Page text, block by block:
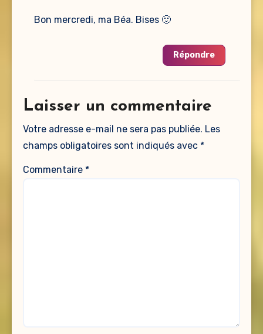
Bon mercredi, ma Béa. Bises 🙂
Répondre
Laisser un commentaire
Votre adresse e-mail ne sera pas publiée. Les
champs obligatoires sont indiqués avec *
Commentaire *